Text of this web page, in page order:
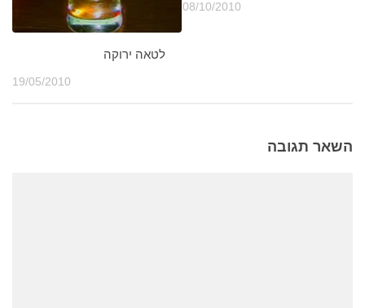
לטאה ירוקה
19/05/2010
08/10/2010
השאר תגובה